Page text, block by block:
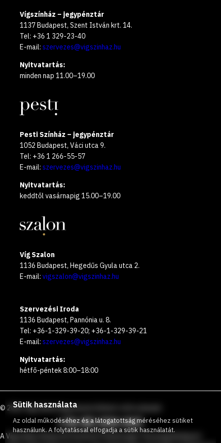
Vígszínház – jegypénztár
1137 Budapest, Szent István krt. 14.
Tel: +36 1 329-23-40
E-mail: szervezes@vigszinhaz.hu
Nyitvatartás:
minden nap 11.00–19.00
Pesti Színház – jegypénztár
1052 Budapest, Váci utca 9.
Tel: +36 1 266-55-57
E-mail: szervezes@vigszinhaz.hu
Nyitvatartás:
keddtől vasárnapig 15.00–19.00
Víg Szalon
1136 Budapest, Hegedűs Gyula utca 2.
E-mail: vigszalon@vigszinhaz.hu
Szervezési Iroda
1136 Budapest, Pannónia u. 8.
Tel: +36-1-329-39-20; +36-1-329-39-21
E-mail: szervezes@vigszinhaz.hu
Nyitvatartás:
hétfő-péntek 8:00–18:00
© 2026 VígszínházIngyenesen hívható zöld számunk
+36 80 204 443
A Vígszínház Nonprofit Korlátolt Felelősségű Társaság Budapest
Sütik használata
Az oldal működéséhez és a látogatottság méréséhez sütiket
használunk. A folytatással elfogadja a sütik használatát.